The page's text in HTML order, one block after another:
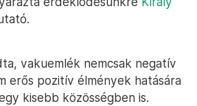
vakuemlék nemcsak negatív
erős pozitív élmények hatására
kisebb közösségben is.